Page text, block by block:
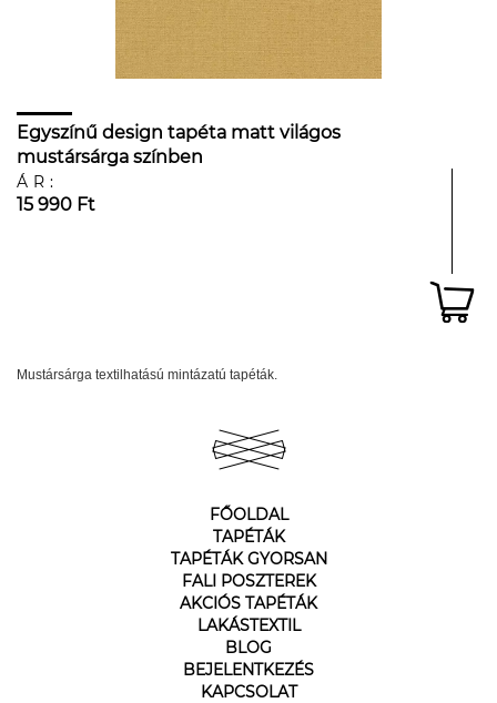
Egyszínű design tapéta matt világos
mustársárga színben
ÁR:
15 990 Ft
Mustársárga textilhatású mintázatú tapéták.
FŐOLDAL
TAPÉTÁK
TAPÉTÁK GYORSAN
FALI POSZTEREK
AKCIÓS TAPÉTÁK
LAKÁSTEXTIL
BLOG
BEJELENTKEZÉS
KAPCSOLAT